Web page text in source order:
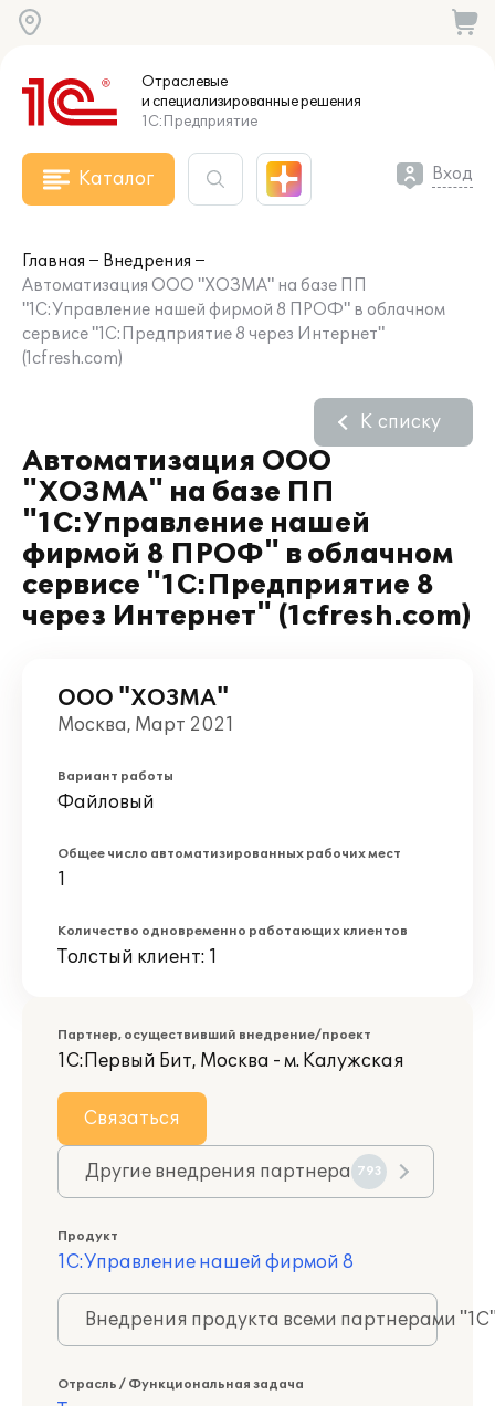
Отраслевые
и специализированныерешения
1С:Предприятие
Каталог Вход
Главная
Внедрения
Автоматизация ООО "ХОЗМА" на базе ПП
"1С:Управление нашей фирмой 8 ПРОФ" в облачном
сервисе "1С:Предприятие 8 через Интернет"
(1cfresh.com)
Автоматизация ООО
"ХОЗМА" на базе ПП
"1С:Управление нашей
фирмой 8 ПРОФ" в облачном
сервисе "1С:Предприятие 8
через Интернет" (1cfresh.com)
К списку
ООО "ХОЗМА"
Москва, Март 2021
Вариант работы
Файловый
Общее число автоматизированных рабочих мест
1
Количество одновременно работающих клиентов
Толстый клиент: 1
Партнер, осуществивший внедрение/проект
1С:Первый Бит, Москва - м. Калужская
Связаться
Другие внедрения партнера 793
Продукт
1С:Управление нашей фирмой 8
Внедрения продукта всеми партнерами
Отрасль / Функциональная задача